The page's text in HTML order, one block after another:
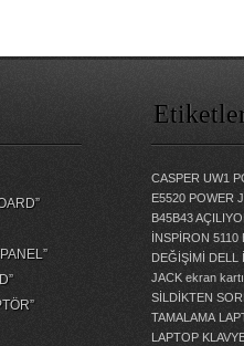
CASPER UW1
E5520 POWER
B45B43
İNSPİRON
DEĞİŞİMİ
DELL
JACK ekran
SİLDİKTEN
TAMALAMA
LAPTOP